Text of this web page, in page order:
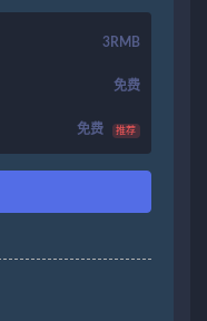
3RMB
免费
免费 推荐